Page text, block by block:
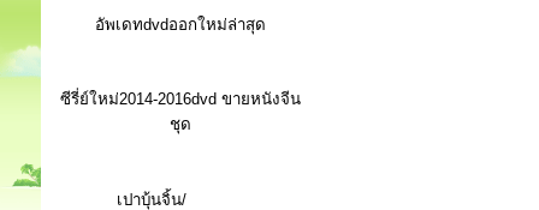
อัพเดทdvdออกใหม่ล่าสุด
ซีรี่ย์ใหม่2014-2016dvd ขายหนังจีน
ชุด
เปาบุ้นจิ้น/